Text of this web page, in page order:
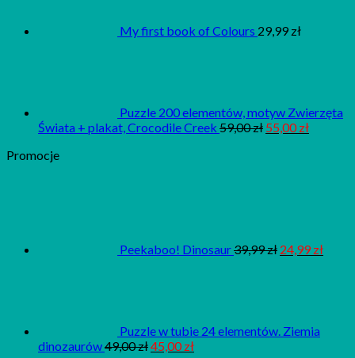
My first book of Colours 29,99 zł
Puzzle 200 elementów, motyw Zwierzęta
Świata + plakat, Crocodile Creek 59,00zł 55,00zł
Promocje
Peekaboo! Dinosaur39,99zł 24,99zł
Puzzle w tubie 24 elementów. Ziemia
dinozaurów49,00zł45,00zł